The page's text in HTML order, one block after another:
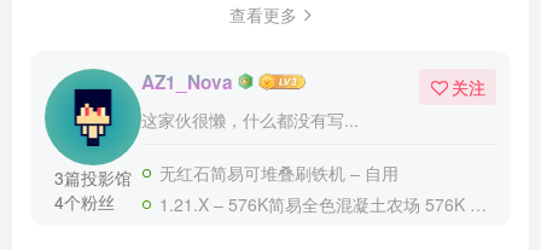
查看更多
3篇投影馆
4个粉丝
AZ1_Nova
这家伙很懒，什么都没有写...
关注
无红石简易可堆叠刷铁机 – 自用
1.21.X – 576K简易全色混凝土农场 576K Concrete Farm